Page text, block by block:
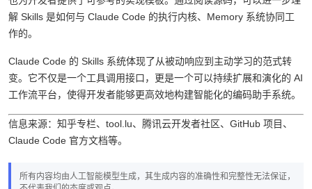
也为开发者提供了可参考的实现模板。通过阅读源码，可以进一步理
解 Skills 是如何与 Claude Code 的执行内核、Memory 系统协同工
Claude Code 的 Skills 系统体现了从被动响应到主动学习的范式转
变。它不仅是一个工具调用接口，更是一个可以持续扩展和演化的 AI
工作流平台，使得开发者能够更高效地构建智能化的编码助手系统。
信息来源：知乎专栏、tool.lu、腾讯云开发者社区、GitHub 项目、